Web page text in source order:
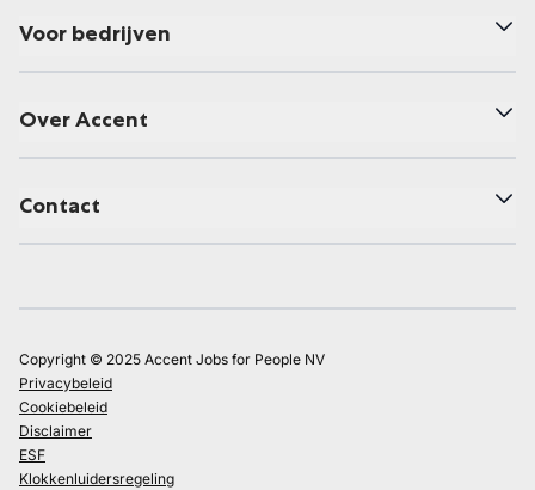
Voor bedrijven
Over Accent
Contact
Copyright © 2025 Accent Jobs for People NV
Privacybeleid
Cookiebeleid
Disclaimer
ESF
Klokkenluidersregeling